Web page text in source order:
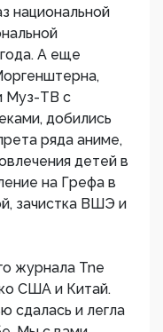
национальной
А еще
Муз-ТВ с
добились
ряда аниме,
детей в
на Грефа в
зачистка ВШЭ и
журнала Tne
США и Китай.
сдалась и легла